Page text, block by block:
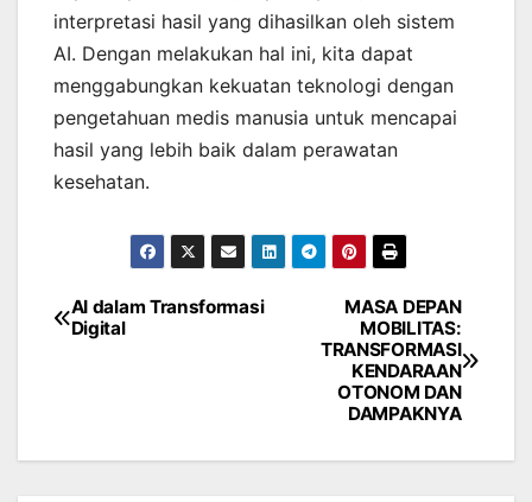
interpretasi hasil yang dihasilkan oleh sistem
AI. Dengan melakukan hal ini, kita dapat
menggabungkan kekuatan teknologi dengan
pengetahuan medis manusia untuk mencapai
hasil yang lebih baik dalam perawatan
kesehatan.
Navigasi
MASA DEPAN
MOBILITAS:
TRANSFORMASI
KENDARAAN
OTONOM DAN
DAMPAKNYA
AI dalam Transformasi
Digital